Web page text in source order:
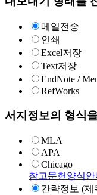
메일전송
인쇄
Excel저장
Text저장
EndNote /
RefWorks
서지정보의 형식
MLA
APA
Chicago
참고문헌양식안
간략정보 (제